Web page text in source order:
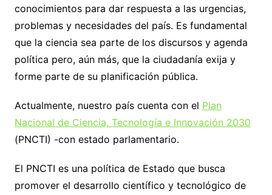
conocimientos para dar respuesta a las urgencias,
problemas y necesidades del país. Es fundamental
que la ciencia sea parte de los discursos y agenda
política pero, aún más, que la ciudadanía exija y
forme parte de su planificación pública.
Actualmente, nuestro país cuenta con el Plan
Nacional de Ciencia, Tecnología e Innovación 2030
(PNCTI) -con estado parlamentario.
El PNCTI es una política de Estado que busca
promover el desarrollo científico y tecnológico de